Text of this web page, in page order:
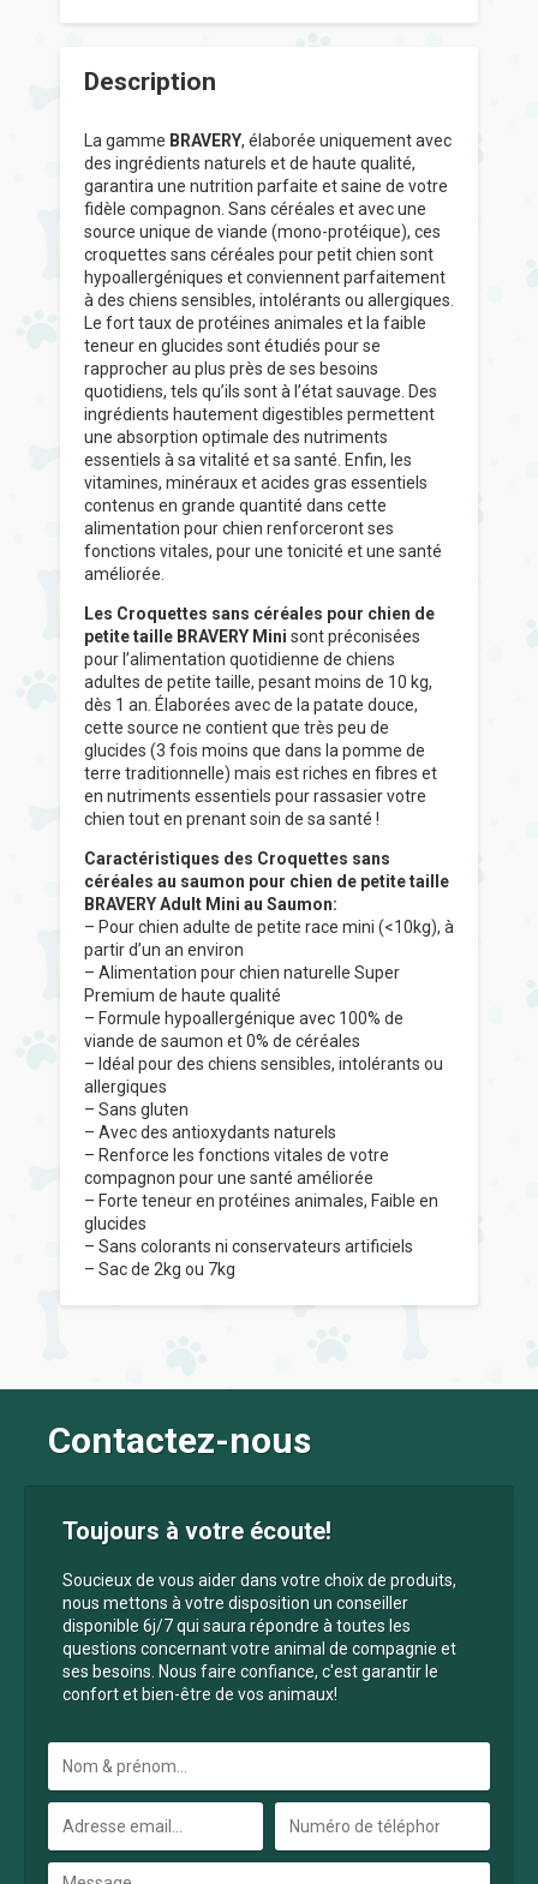
Description
La gamme BRAVERY, élaborée uniquement avec
des ingrédients naturels et de haute qualité,
garantira une nutrition parfaite et saine de votre
fidèle compagnon. Sans céréales et avec une
source unique de viande (mono-protéique), ces
croquettes sans céréales pour petit chien sont
hypoallergéniques et conviennent parfaitement
à des chiens sensibles, intolérants ou allergiques.
Le fort taux de protéines animales et la faible
teneur en glucides sont étudiés pour se
rapprocher au plus près de ses besoins
quotidiens, tels qu’ils sont à l’état sauvage. Des
ingrédients hautement digestibles permettent
une absorption optimale des nutriments
essentiels à sa vitalité et sa santé. Enfin, les
vitamines, minéraux et acides gras essentiels
contenus en grande quantité dans cette
alimentation pour chien renforceront ses
fonctions vitales, pour une tonicité et une santé
améliorée.
Les Croquettes sans céréales pour chien de
petite taille BRAVERY Mini sont préconisées
pour l’alimentation quotidienne de chiens
adultes de petite taille, pesant moins de 10 kg,
dès 1 an. Élaborées avec de la patate douce,
cette source ne contient que très peu de
glucides (3 fois moins que dans la pomme de
terre traditionnelle) mais est riches en fibres et
en nutriments essentiels pour rassasier votre
chien tout en prenant soin de sa santé !
Caractéristiques des Croquettes sans
céréales au saumon pour chien de petite taille
BRAVERY Adult Mini au Saumon:
– Pour chien adulte de petite race mini (<10kg), à
partir d’un an environ
– Alimentation pour chien naturelle Super
Premium de haute qualité
– Formule hypoallergénique avec 100% de
viande de saumon et 0% de céréales
– Idéal pour des chiens sensibles, intolérants ou
allergiques
– Sans gluten
– Avec des antioxydants naturels
– Renforce les fonctions vitales de votre
compagnon pour une santé améliorée
– Forte teneur en protéines animales, Faible en
glucides
– Sans colorants ni conservateurs artificiels
– Sac de 2kg ou 7kg
Contactez-nous
Toujours à votre écoute!
Soucieux de vous aider dans votre choix de produits,
nous mettons à votre disposition un conseiller
disponible 6j/7 qui saura répondre à toutes les
questions concernant votre animal de compagnie et
ses besoins. Nous faire confiance, c'est garantir le
confort et bien-être de vos animaux!